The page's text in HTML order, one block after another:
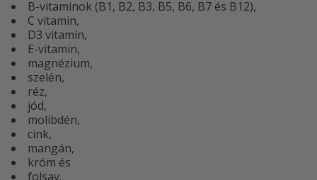
B-vitaminok (B1, B2, B3, B5, B6, B7 és B12),
C vitamin,
D3 vitamin,
E-vitamin,
magnézium,
szelén,
réz,
jód,
molibdén,
cink,
mangán,
króm és
folsav.